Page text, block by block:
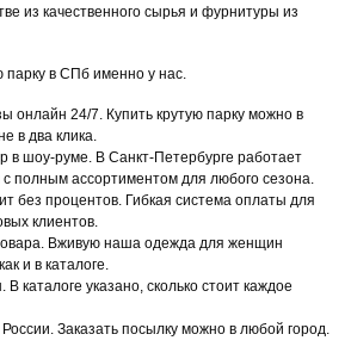
из качественного сырья и фурнитуры из
парку в СПб именно у нас.
онлайн 24/7. Купить крутую парку можно в
в два клика.
в шоу-руме. В Санкт-Петербурге работает
полным ассортиментом для любого сезона.
без процентов. Гибкая система оплаты для
клиентов.
Вживую наша одежда для женщин
и в каталоге.
каталоге указано, сколько стоит каждое
Заказать посылку можно в любой город.